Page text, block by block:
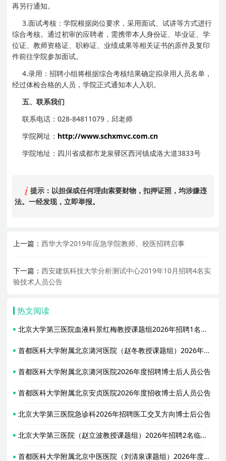
再另行通知。
3.面试考核：学院根据岗位要求，采用面试、试讲等方式进行
综合考核。通过初审的应聘者，需携带本人身份证、毕业证、学
位证、教师资格证、职称证、业绩成果等相关证书的原件及复印
件前往学院参加面试。
4.录用：招聘小组将根据综合考核结果确定拟录用人员名单，
经过体检合格的人员，学院正式通知本人入职。
五、联系我们
联系电话：028-84811079，邱老师
学院网址： http://www.schxmvc.com.cn
学院地址：四川省成都市龙泉驿区西河镇成洛大道3833号
提示：以担保或任何理由索要财物，扣押证照，均涉嫌违
法。一经发现，立即举报。
上一篇：西华大学2019年应急学院教师、校医招聘启事
下一篇：西安建筑科技大学分析测试中心2019年10月招聘4名实
验技术人员公告
热文阅读
北京大学第三医院血液科景红梅教授课题组2026年招聘1名博士后启事
首都医科大学附属北京潞河医院（赵冬教授课题组）2026年招聘2名博士后
首都医科大学附属北京潞河医院2026年度招聘博士后人员公告
首都医科大学附属北京安贞医院2026年度招收博士后人员公告
北京大学第三医院急诊科2026年招聘医工交叉方向博士后公告
北京大学第三医院（赵立波教授课题组）2026年招聘2名临床药学/临床药理学等生物医学相关方向博士后
首都医科大学附属北京中医医院（刘清泉课题组）2026年度招收2名博士后人员公告